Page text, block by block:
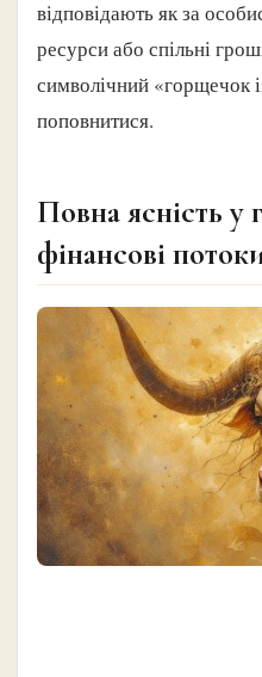
відповідають як за
ресурси або спільні
символічний «горщечок
поповнитися.
Повна ясність у
фінансові